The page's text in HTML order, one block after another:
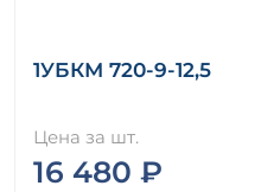
1УБКМ 720-9-12,5
Цена за шт.
16 480 ₽